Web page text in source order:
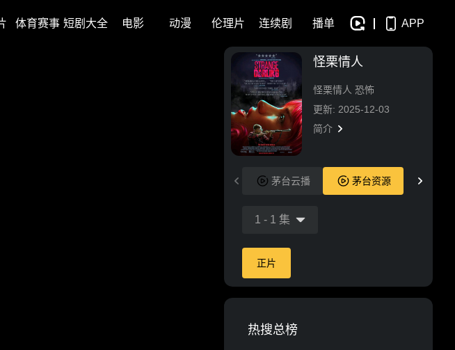
体育赛事 短剧大全 电影 动漫 伦理片 连续剧 播单 APP
怪栗情人
怪栗情人 恐怖
更新: 2025-12-03
简介
茅台云播 茅台资源
1 - 1 集
正片
热搜总榜